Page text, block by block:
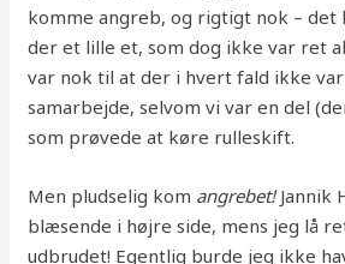
komme angreb, og rigtigt nok – det
der et lille et, som dog ikke var ret
var nok til at der i hvert fald ikke var
samarbejde, selvom vi var en del
som prøvede at køre rulleskift.
Men pludselig kom angrebet!Jannik
blæsende i højre side, mens jeg lå
udbrudet! Egentlig burde jeg ikke